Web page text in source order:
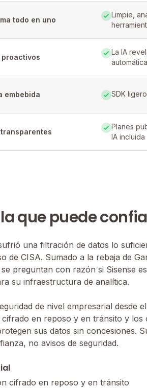
todo en uno
Limpie,
proactivos
La IA
embebida SDK
Planes
IA incluida
que puede
una filtración de datos lo
de CISA. Sumado a la rebaja de
preguntan con razón si Sisense
su infraestructura de analítica.
de nivel empresarial desde
cifrado en reposo y en tránsito y los
sus datos sin concesiones.
no avisos de seguridad.
cifrado en reposo y en tránsito